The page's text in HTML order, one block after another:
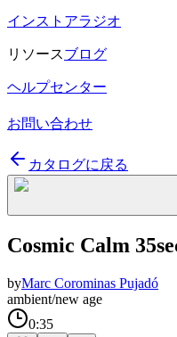
インストアラジオ
リソースブログ
ヘルプセンター
お問い合わせ
カタログに戻る
Cosmic Calm
byMarc Corominas Pujadó
ambient/new age
0:35